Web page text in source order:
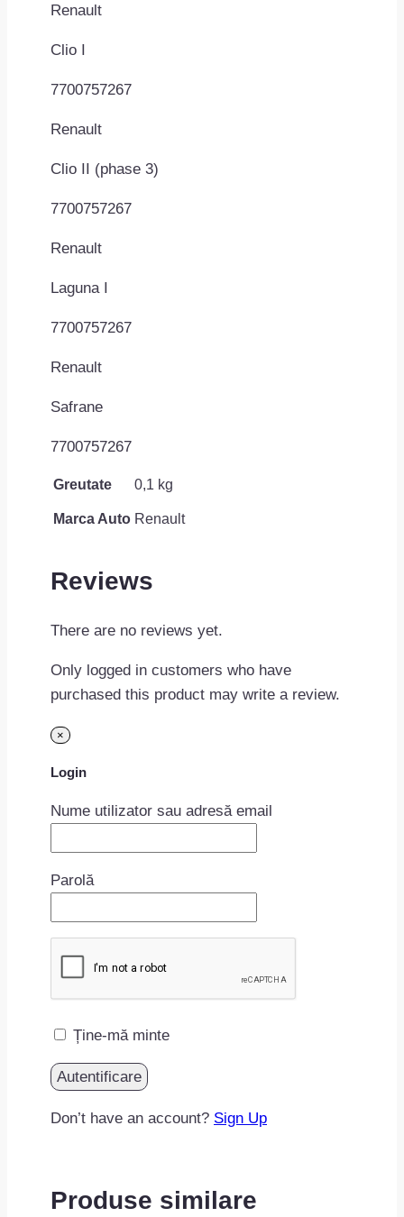
Renault
Clio I
7700757267
Renault
Clio II (phase 3)
7700757267
Renault
Laguna I
7700757267
Renault
Safrane
7700757267
Greutate 0,1 kg
Marca Auto Renault
Reviews
There are no reviews yet.
Only logged in customers who have
purchased this product may write a review.
×
Login
Nume utilizator sau adresă email
Parolă
Ține-mă minte
Don’t have an account? Sign Up
Produse similare